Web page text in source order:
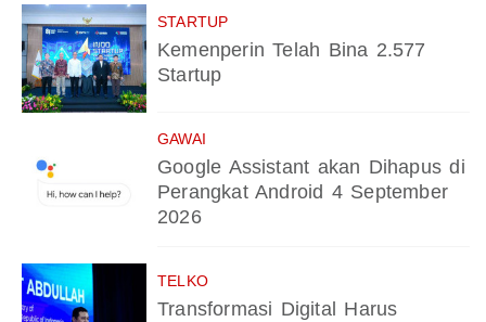
STARTUP
Kemenperin Telah Bina 2.577
Startup
GAWAI
Google Assistant akan Dihapus di
Perangkat Android 4 September
2026
TELKO
Transformasi Digital Harus